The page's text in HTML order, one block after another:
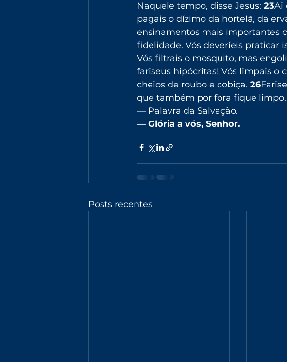
Naquele tempo, disse Jesus: 23Ai
pagais o dízimo da hortelã, da
ensinamentos mais importantes
fidelidade. Vós deveríeis praticar
Vós filtrais o mosquito, mas
fariseus hipócritas! Vós limpais o
cheios de roubo e cobiça. 26
que também por fora fique limpo.
— Palavra da Salvação.
— Glória a vós, Senhor.
Posts recentes